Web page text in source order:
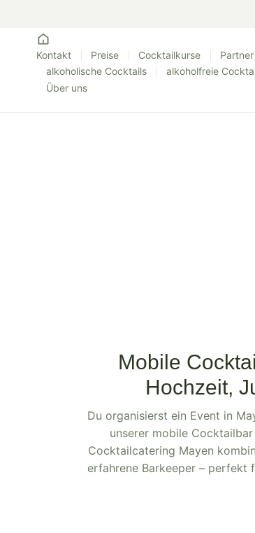
Kontakt Preise Cocktailkurse Partner
alkoholische Cocktails
alkoholfreie
Über uns
Mobile
Hochzeit,
Du organisierst ein Event in
unserer mobile
Cocktailcatering Mayen
erfahrene Barkeeper – perfekt